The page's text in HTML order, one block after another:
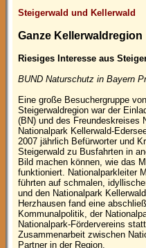
Steigerwald und Kellerwald
Ganze
Riesiges Interesse aus
BUND Naturschutz in Bayern
Eine große Besuchergruppe
Steigerwaldregion war der
(BN) und des Freundeskreises
Nationalpark Kellerwald-
2007 jährlich Befürworter und
Steigerwald zu Busfahrten in
Bild machen können, wie das
funktioniert. Nationalparkleiter
führten auf schmalen,
und den Nationalpark
Herzhausen fand eine
Kommunalpolitik, der
Nationalpark-Fördervereins
Zusammenarbeit zwischen
Partner in der Region.